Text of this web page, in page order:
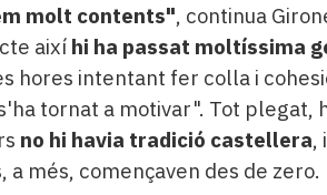
molt contents", continua
així hi ha passat moltíssima
hores intentant fer colla i
tornat a motivar". Tot plegat,
no hi havia tradició castellera,
a més, començaven des de zero.